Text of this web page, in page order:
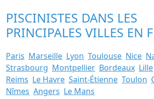
PISCINISTES DANS LES
PRINCIPALES VILLES EN
Paris Marseille Lyon Toulouse Nice
Strasbourg Montpellier Bordeaux Lille
Reims Le Havre Saint-Étienne Toulon
Nîmes Angers Le Mans